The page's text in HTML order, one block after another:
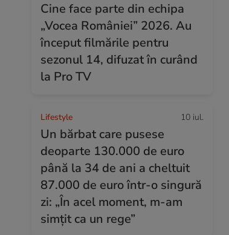
Cine face parte din echipa
„Vocea României” 2026. Au
început filmările pentru
sezonul 14, difuzat în curând
la Pro TV
Lifestyle 10 iul.
Un bărbat care pusese
deoparte 130.000 de euro
până la 34 de ani a cheltuit
87.000 de euro într-o singură
zi: „În acel moment, m-am
simțit ca un rege”